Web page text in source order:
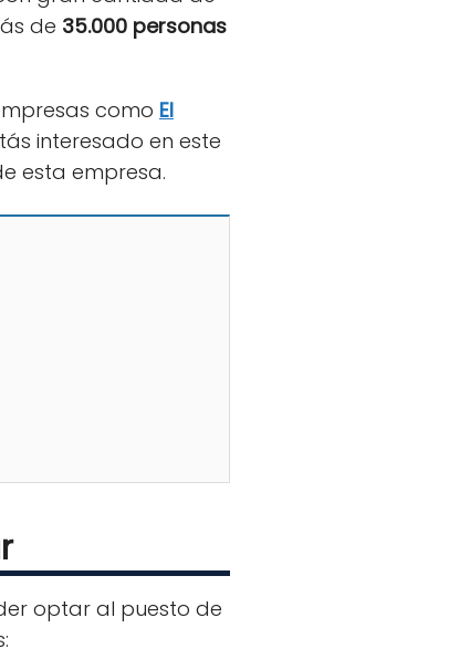
de 35.000 personas
como El
interesado en este
esta empresa.
optar al puesto de